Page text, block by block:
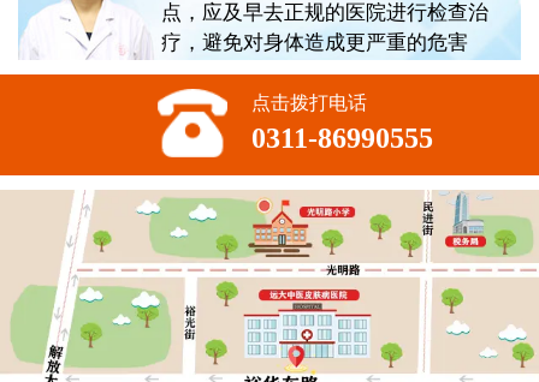
点，应及早去正规的医院进行检查治
疗，避免对身体造成更严重的危害
点击拨打电话
0311-86990555